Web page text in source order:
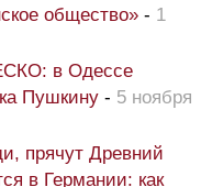
общество» - 1
в Одессе
Пушкину - 5 ноября
прячут Древний
в Германии: как